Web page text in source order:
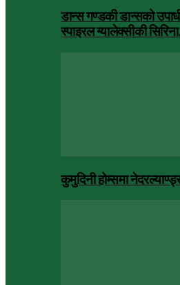
डान्स गण्डकी डान्सको
स्पाइरल ग्यालेक्सीकी
कुमुदिनी होम्समा